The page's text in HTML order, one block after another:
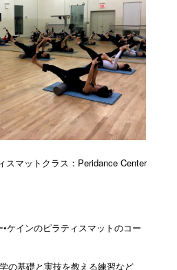
スマットクラス：Peridance Center
ケインのピラティスマットのコー
の基礎と実技を教える練習など